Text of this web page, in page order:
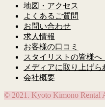
地図・アクセス
よくあるご質問
お問い合わせ
求人情報
お客様の口コミ
スタイリストの皆様へ
メディアに取り上げら
会社概要
© 2021. Kyoto Kimono Rental